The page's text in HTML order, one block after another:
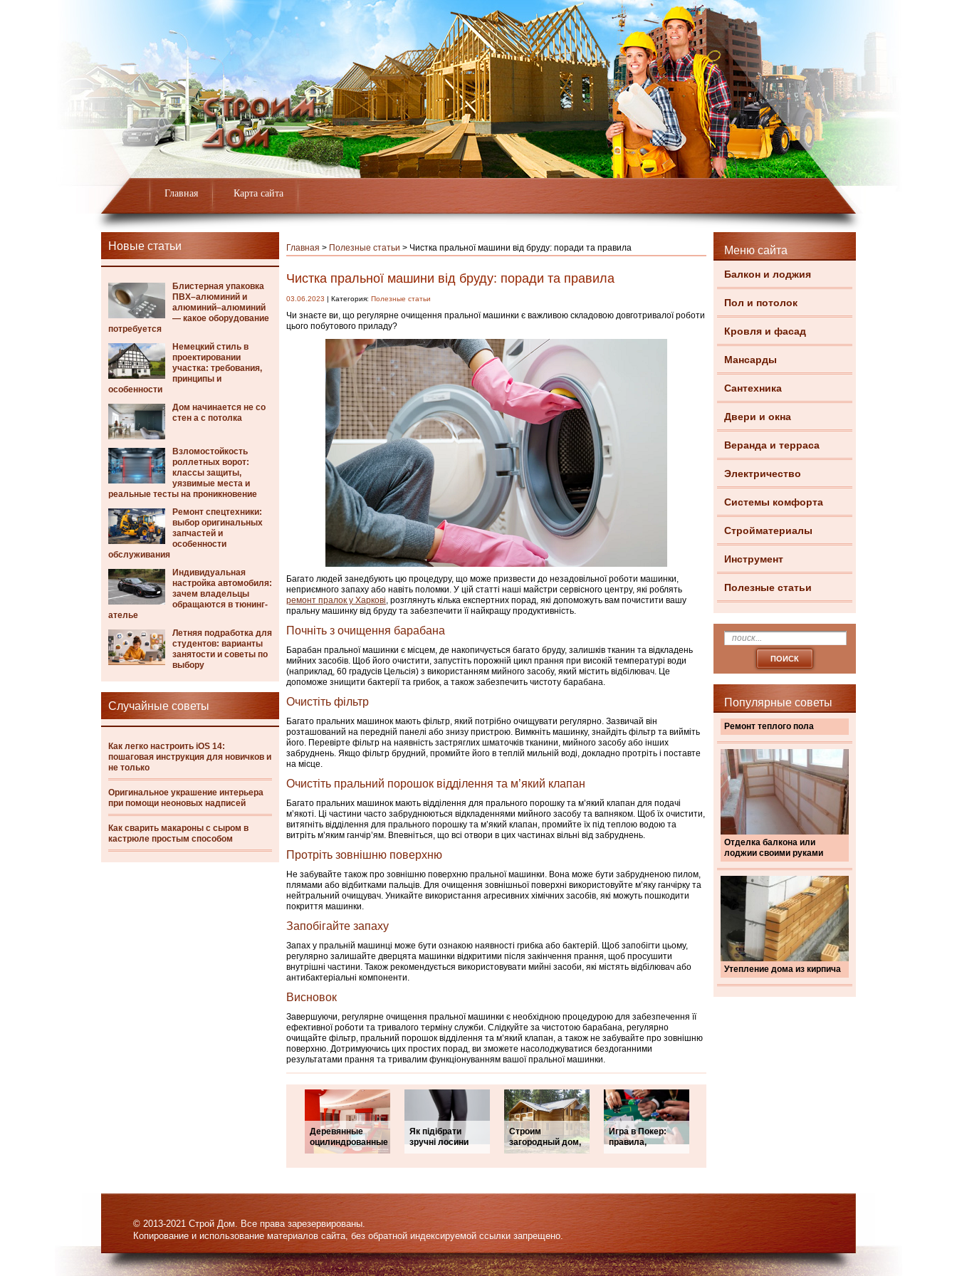
Главная Карта сайта
Новые статьи
Блистерная упаковка
ПВХ–алюминий и
алюминий–алюминий
— какое оборудование
потребуется
Немецкий стиль в
проектировании
участка: требования,
принципы и
особенности
Дом начинается не со
стен а с потолка
Взломостойкость
роллетных ворот:
классы защиты,
уязвимые места и
реальные тесты на проникновение
Ремонт спецтехники:
выбор оригинальных
запчастей и
особенности
обслуживания
Индивидуальная
настройка автомобиля:
зачем владельцы
обращаются в тюнинг-
ателье
Летняя подработка для
студентов: варианты
занятости и советы по
выбору
Случайные советы
Как легко настроить iOS 14:
пошаговая инструкция для новичков и
не только
Оригинальное украшение интерьера
при помощи неоновых надписей
Как сварить макароны с сыром в
кастрюле простым способом
Меню сайта
Балкон и лоджия
Пол и потолок
Кровля и фасад
Мансарды
Сантехника
Двери и окна
Веранда и терраса
Электричество
Системы комфорта
Стройматериалы
Инструмент
Полезные статьи
Популярные советы
Ремонт теплого пола
Отделка балкона или
лоджии своими руками
Утепление дома из кирпича
Главная > Полезные статьи > Чистка пральної машини від бруду: поради та правила
Чистка пральної машини від бруду: поради та правила
03.06.2023 | Категория: Полезные статьи
Чи знаєте ви, що регулярне очищення пральної машинки є важливою складовою довготривалої роботи
цього побутового приладу?
Багато людей занедбують цю процедуру, що може призвести до незадовільної роботи машинки,
неприємного запаху або навіть поломки. У цій статті наші майстри сервісного центру, які роблять
ремонт пралок у Харкові, розглянуть кілька експертних порад, які допоможуть вам почистити вашу
пральну машинку від бруду та забезпечити її найкращу продуктивність.
Почніть з очищення барабана
Барабан пральної машинки є місцем, де накопичується багато бруду, залишків тканин та відкладень
мийних засобів. Щоб його очистити, запустіть порожній цикл прання при високій температурі води
(наприклад, 60 градусів Цельсія) з використанням мийного засобу, який містить відбілювач. Це
допоможе знищити бактерії та грибок, а також забезпечить чистоту барабана.
Очистіть фільтр
Багато пральних машинок мають фільтр, який потрібно очищувати регулярно. Зазвичай він
розташований на передній панелі або знизу пристрою. Вимкніть машинку, знайдіть фільтр та вийміть
його. Перевірте фільтр на наявність застряглих шматочків тканини, мийного засобу або інших
забруднень. Якщо фільтр брудний, промийте його в теплій мильній воді, докладно протріть і поставте
на місце.
Очистіть пральний порошок відділення та м’який клапан
Багато пральних машинок мають відділення для прального порошку та м’який клапан для подачі
м’якоті. Ці частини часто забруднюються відкладеннями мийного засобу та вапняком. Щоб їх очистити,
витягніть відділення для прального порошку та м’який клапан, промийте їх під теплою водою та
витріть м’яким ганчір’ям. Впевніться, що всі отвори в цих частинах вільні від забруднень.
Протріть зовнішню поверхню
Не забувайте також про зовнішню поверхню пральної машинки. Вона може бути забрудненою пилом,
плямами або відбитками пальців. Для очищення зовнішньої поверхні використовуйте м’яку ганчірку та
нейтральний очищувач. Уникайте використання агресивних хімічних засобів, які можуть пошкодити
покриття машинки.
Запобігайте запаху
Запах у пральній машинці може бути ознакою наявності грибка або бактерій. Щоб запобігти цьому,
регулярно залишайте дверцята машинки відкритими після закінчення прання, щоб просушити
внутрішні частини. Також рекомендується використовувати мийні засоби, які містять відбілювач або
антибактеріальні компоненти.
Висновок
Завершуючи, регулярне очищення пральної машинки є необхідною процедурою для забезпечення її
ефективної роботи та тривалого терміну служби. Слідкуйте за чистотою барабана, регулярно
очищайте фільтр, пральний порошок відділення та м’який клапан, а також не забувайте про зовнішню
поверхню. Дотримуючись цих простих порад, ви зможете насолоджуватися бездоганними
результатами прання та тривалим функціонуванням вашої пральної машинки.
Деревянные
оцилиндрованные
Як підібрати
зручні лосини
Строим
загородный дом,
Игра в Покер:
правила,
© 2013-2021 Строй Дом. Все права зарезервированы.
Копирование и использование материалов сайта, без обратной индексируемой ссылки запрещено.